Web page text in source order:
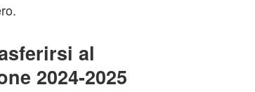
al
2024-2025